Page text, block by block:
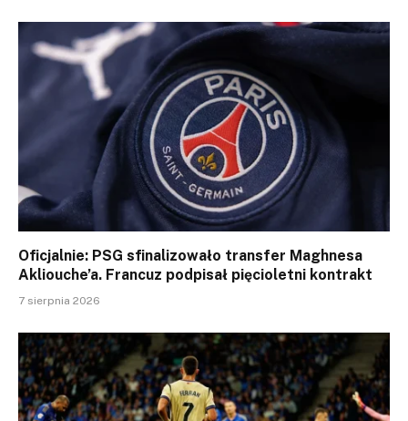
Oficjalnie: PSG sfinalizowało transfer Maghnesa
Akliouche’a. Francuz podpisał pięcioletni kontrakt
7 sierpnia 2026